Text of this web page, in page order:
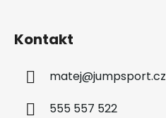
Kontakt
matej@jumpsport.cz
555 557 522